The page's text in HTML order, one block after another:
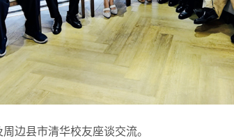
边县市清华校友座谈交流。